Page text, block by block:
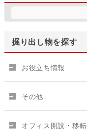
掘り出し物を探す
お役立ち情報
その他
オフィス開設・移転